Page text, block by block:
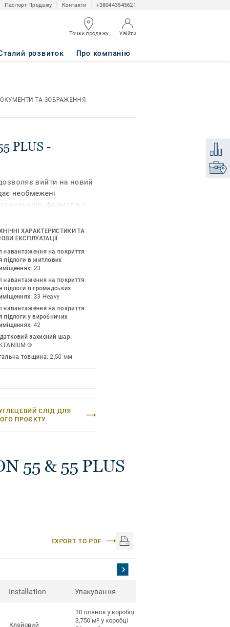
Паспорт Продажу Контакти +380443545621
Точки продажу Увійти
розвиток Про компанію
ТА ЗОБРАЖЕННЯ
PLUS -
вийти на новий
необмежені
кольорів, форматів і
текстуру дерева,
доповніть їх
та профілями. iD
дозволеного у дизайні
Колекція пропонує
– це технологія, яка
натуральних
ХАРАКТЕРИСТИКИ ТА
ЕКСПЛУАТАЦІЇ
навантаження на покриття
підлоги в житлових
23
навантаження на покриття
підлоги в громадських
33 Heavy
навантаження на покриття
підлоги у виробничих
42
захисний шар:
®
товщина:2,50 мм
СЛІД ДЛЯ
ПРОЄКТУ
55 & 55 PLUS
EXPORT TO PDF
Installation Упакування
Клейовий
10 планок у коробці
3,750 м² у коробці